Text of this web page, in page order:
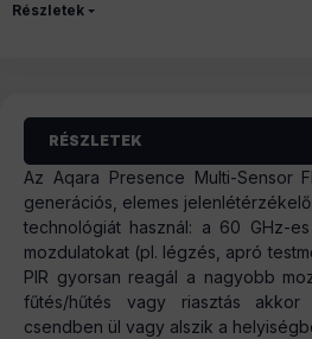
Részletek
RÉSZLETEK
Az Aqara Presence Multi-Sensor
generációs, elemes
technológiát használ: a 60 GHz-
mozdulatokat (pl. légzés, apró
PIR gyorsan reagál a nagyobb
fűtés/hűtés vagy riasztás
csendben ül vagy alszik a